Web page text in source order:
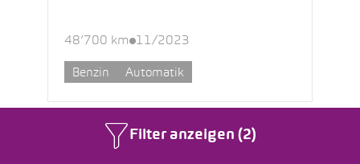
Filter anzeigen (2)
48’700 km 11/2023
Benzin Automatik